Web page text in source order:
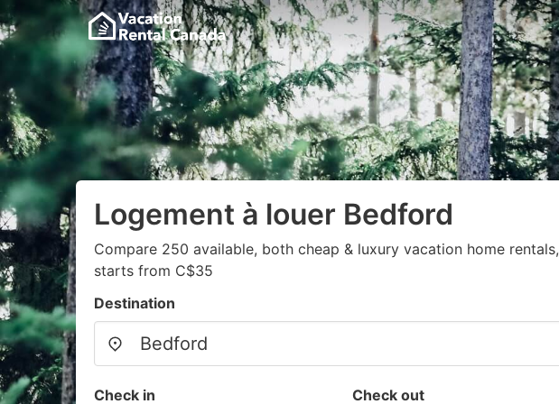
Logement à louer Bedford
Compare 250 available, both cheap & luxury vacation home rentals,
starts from C$35
Destination
Check in Check out